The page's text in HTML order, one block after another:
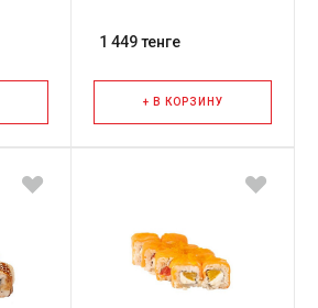
1 449 тенге
+ В КОРЗИНУ